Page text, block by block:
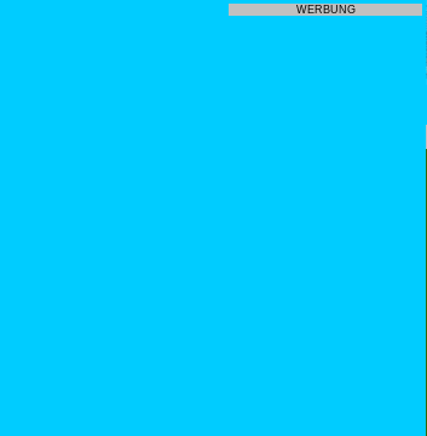
WERBUNG